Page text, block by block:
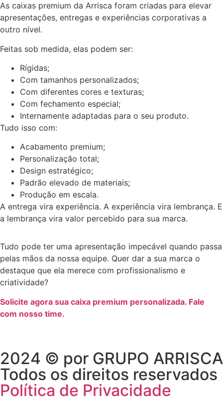
As caixas premium da Arrisca foram criadas para elevar
apresentações, entregas e experiências corporativas a
outro nível.
Feitas sob medida, elas podem ser:
Rígidas;
Com tamanhos personalizados;
Com diferentes cores e texturas;
Com fechamento especial;
Internamente adaptadas para o seu produto.
Tudo isso com:
Acabamento premium;
Personalização total;
Design estratégico;
Padrão elevado de materiais;
Produção em escala.
A entrega vira experiência. A experiência vira lembrança. E
a lembrança vira valor percebido para sua marca.
Tudo pode ter uma apresentação impecável quando passa
pelas mãos da nossa equipe. Quer dar a sua marca o
destaque que ela merece com profissionalismo e
criatividade?
Solicite agora sua caixa premium personalizada. Fale
com nosso time.
2024 © por GRUPO ARRISCA
Todos os direitos reservados
Política de Privacidade